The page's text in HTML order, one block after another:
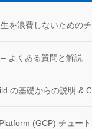
を浪費しないための
よくある質問と解説
の基礎からの説明 &
(GCP) チュー